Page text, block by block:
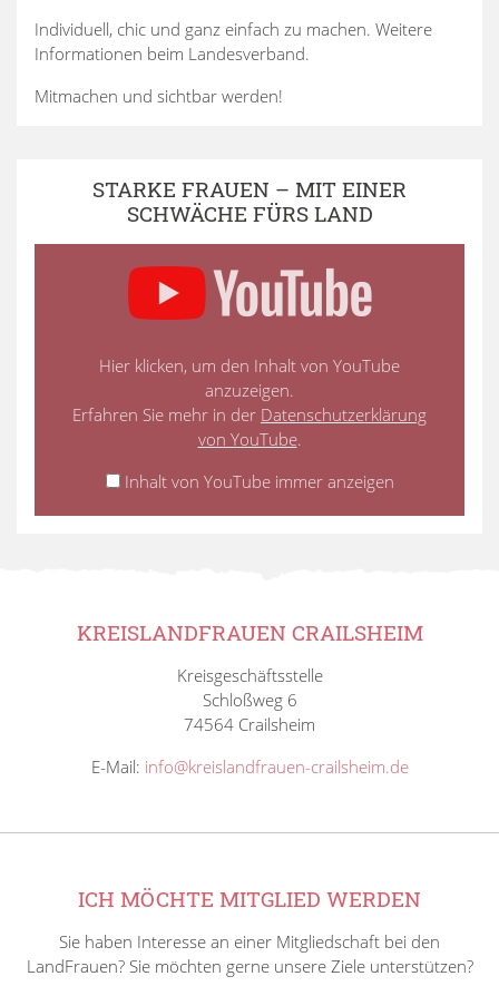
Individuell, chic und ganz einfach zu machen. Weitere
Informationen beim Landesverband.
Mitmachen und sichtbar werden!
STARKE FRAUEN – MIT EINER
SCHWÄCHE FÜRS LAND
Hier klicken, um den Inhalt von YouTube
anzuzeigen.
Erfahren Sie mehr in der Datenschutzerklärung
von YouTube.
Inhalt von YouTube immer anzeigen
KREISLANDFRAUEN CRAILSHEIM
Kreisgeschäftsstelle
Schloßweg 6
74564 Crailsheim
E-Mail: info@kreislandfrauen-crailsheim.de
ICH MÖCHTE MITGLIED WERDEN
Sie haben Interesse an einer Mitgliedschaft bei den
LandFrauen? Sie möchten gerne unsere Ziele unterstützen?